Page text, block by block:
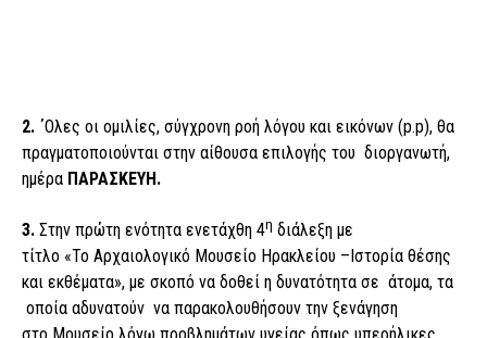
2. ΄Ολες οι ομιλίες, σύγχρονη ροή λόγου και εικόνων (p.p), θα
πραγματοποιούνται στην αίθουσα επιλογής του διοργανωτή,
ημέρα ΠΑΡΑΣΚΕΥΗ.
3. Στην πρώτη ενότητα ενετάχθη 4η διάλεξη με
τίτλο «To Αρχαιολογικό Μουσείο Ηρακλείου –Ιστορία θέσης
και εκθέματα», με σκοπό να δοθεί η δυνατότητα σε άτομα, τα
οποία αδυνατούν να παρακολουθήσουν την ξενάγηση